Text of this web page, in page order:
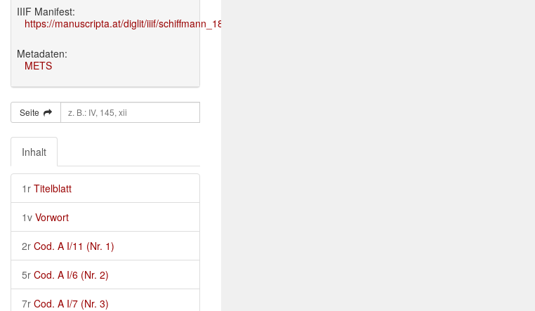
IIIF Manifest:
https://manuscripta.at/diglit/iiif/schiffmann_1895/manifest.json
Metadaten:
METS
Seite
Inhalt
1r Titelblatt
1v Vorwort
2r Cod. A I/11 (Nr. 1)
5r Cod. A I/6 (Nr. 2)
7r Cod. A I/7 (Nr. 3)